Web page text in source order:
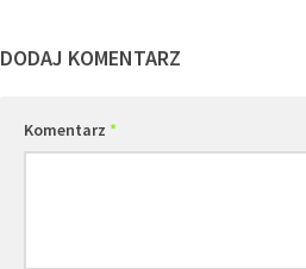
DODAJ KOMENTARZ
Komentarz *